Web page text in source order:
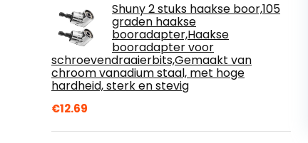
Shuny 2 stuks haakse boor,105
graden haakse
booradapter,Haakse
booradapter voor
schroevendraaierbits,Gemaakt van
chroom vanadium staal, met hoge
hardheid, sterk en stevig
€12.69